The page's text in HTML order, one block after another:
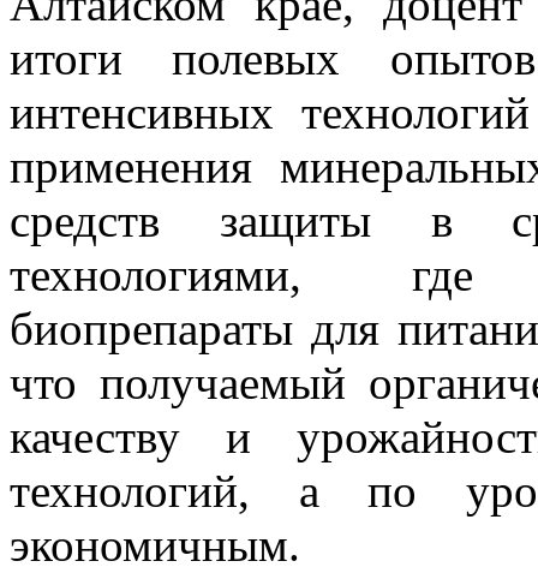
итоги полевых
интенсивных
применения
средств защиты в
технологиями, где
биопрепараты для
что получаемый
качеству и
технологий, а по
экономичным.